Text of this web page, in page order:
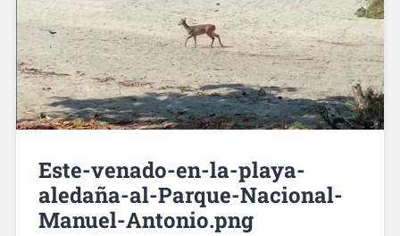
Este-venado-en-la-playa-
aledaña-al-Parque-Nacional-
Manuel-Antonio.png